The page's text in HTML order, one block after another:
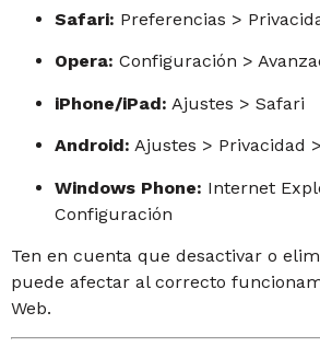
Safari: Preferencias >
Opera: Configuración >
iPhone/iPad: Ajustes > Safari
Android: Ajustes > Privacidad
Windows Phone: Internet
Configuración
Ten en cuenta que desactivar o
puede afectar al correcto
Web.